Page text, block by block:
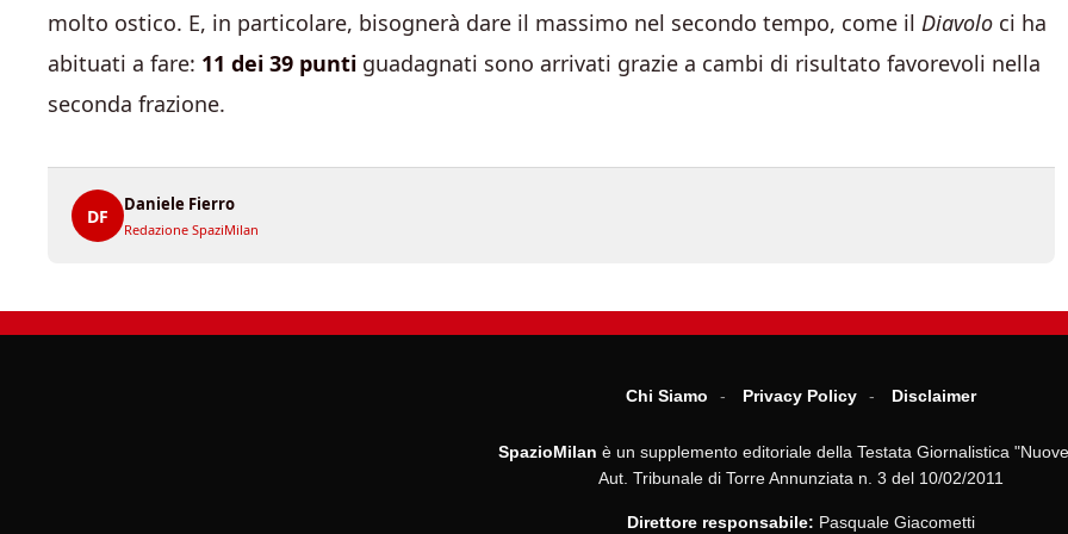
molto ostico. E, in particolare, bisognerà dare il massimo nel secondo tempo, come il Diavolo ci ha
abituati a fare: 11 dei 39 punti guadagnati sono arrivati grazie a cambi di risultato favorevoli nella
seconda frazione.
DF
Daniele Fierro
Redazione SpaziMilan
Chi Siamo Privacy Policy Disclaimer
SpazioMilan è un supplemento editoriale della Testata Giornalistica
Aut. Tribunale di Torre Annunziata n. 3 del 10/02/2011
Direttore responsabile: Pasquale Giacometti